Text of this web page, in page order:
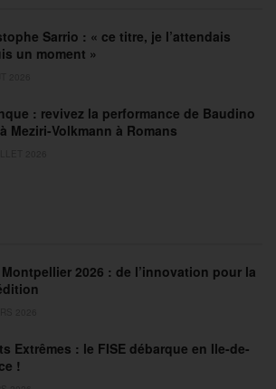
Sarrio : « ce titre, je l’attendais
un moment »
: revivez la performance de Baudino
Meziri-Volkmann à Romans
Montpellier 2026 : de l’innovation pour la
Extrêmes : le FISE débarque en Ile-de-
!